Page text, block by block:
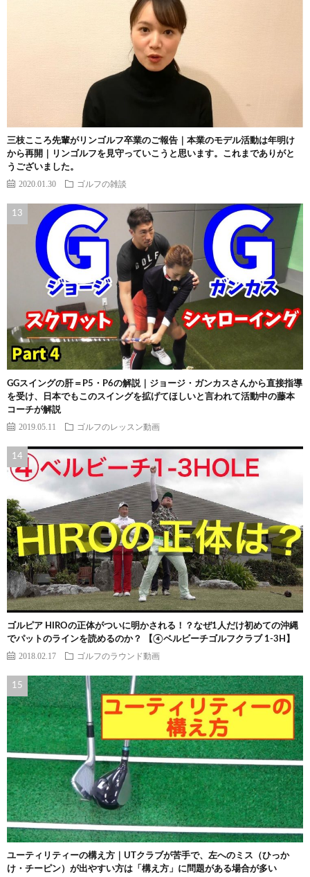
三枝こころ先輩がリンゴルフ卒業のご報告｜本業のモデル活動は年明け
から再開｜リンゴルフを見守っていこうと思います。これまでありがと
うございました。
2020.01.30 ゴルフの雑談
GGスイングの肝＝P5・P6の解説｜ジョージ・ガンカスさんから直接指導
を受け、日本でもこのスイングを拡げてほしいと言われて活動中の藤本
コーチが解説
2019.05.11 ゴルフのレッスン動画
ゴルピア HIROの正体がついに明かされる！？なぜ1人だけ初めての沖縄
でパットのラインを読めるのか？ 【④ベルビーチゴルフクラブ 1-3H】
2018.02.17 ゴルフのラウンド動画
ユーティリティーの構え方｜UTクラブが苦手で、左へのミス（ひっか
け・チーピン）が出やすい方は「構え方」に問題がある場合が多い